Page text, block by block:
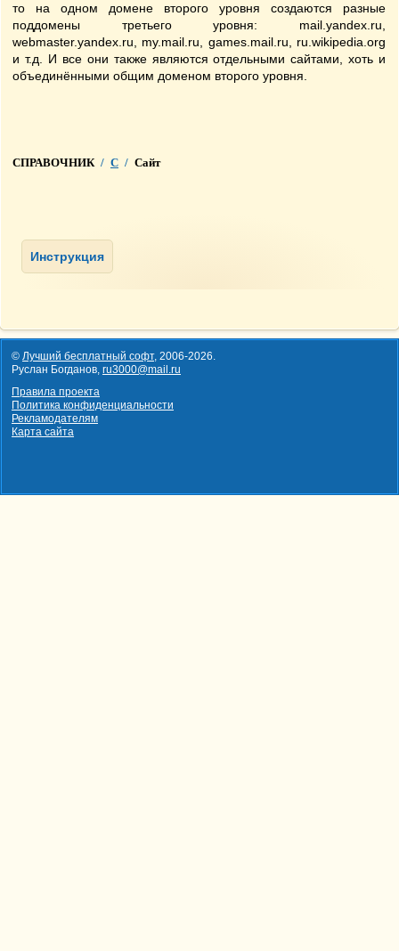
то на одном домене второго уровня создаются разные
поддомены третьего уровня: mail.yandex.ru,
webmaster.yandex.ru, my.mail.ru, games.mail.ru, ru.wikipedia.org
и т.д. И все они также являются отдельными сайтами, хоть и
объединёнными общим доменом второго уровня.
СПРАВОЧНИК / С / Сайт
© Лучший бесплатный софт, 2006-2026.
Руслан Богданов, ru3000@mail.ru
Правила проекта
Политика конфиденциальности
Рекламодателям
Карта сайта